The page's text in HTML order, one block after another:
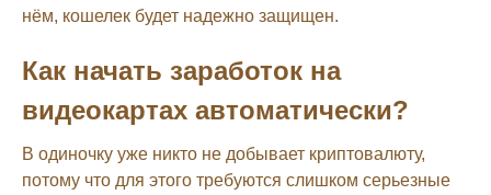
нём, кошелек будет надежно защищен.
Как начать заработок на
видеокартах автоматически?
В одиночку уже никто не добывает криптовалюту,
потому что для этого требуются слишком серьезные